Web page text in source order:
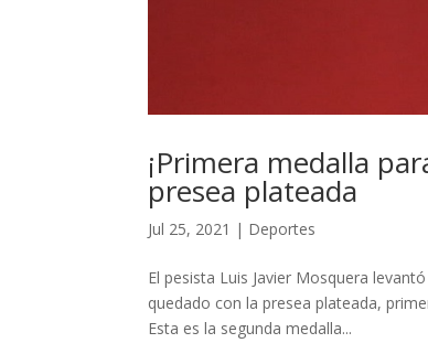
¡Primera medalla
presea plateada
Jul 25, 2021 | Deportes
El pesista Luis Javier Mosquera
quedado con la presea plateada,
Esta es la segunda medalla...